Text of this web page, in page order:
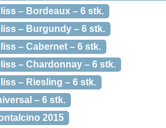
– Bordeaux – 6 stk.
– Burgundy – 6 stk.
– Cabernet – 6 stk.
– Chardonnay – 6 stk.
– Riesling – 6 stk.
– 6 stk.
2015